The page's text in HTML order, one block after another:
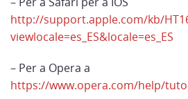
http://support.apple.com/kb/
viewlocale=es_ES&locale=es_ES
– Per a Opera a
https://www.opera.com/help/